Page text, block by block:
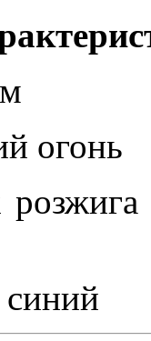
огонь
синий